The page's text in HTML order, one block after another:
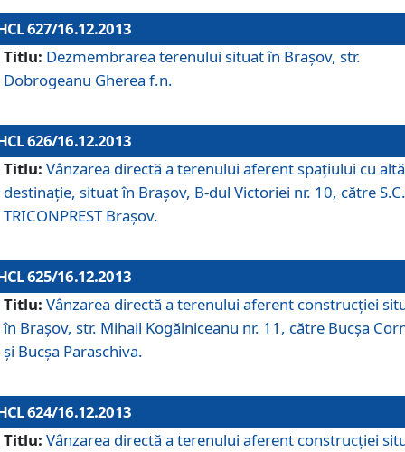
627/16.12.2013
Titlu: Dezmembrarea terenului situat în Braşov, str.
Dobrogeanu Gherea f.n.
626/16.12.2013
Titlu: Vânzarea directă a terenului aferent spaţiului cu altă
destinaţie, situat în Braşov, B-dul Victoriei nr. 10, către S.C.
TRICONPREST Braşov.
625/16.12.2013
Titlu: Vânzarea directă a terenului aferent construcţiei
în Braşov, str. Mihail Kogălniceanu nr. 11, către Bucşa
şi Bucşa Paraschiva.
624/16.12.2013
Titlu: Vânzarea directă a terenului aferent construcţiei